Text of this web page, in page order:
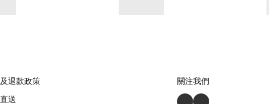
退款政策
送
關注我們